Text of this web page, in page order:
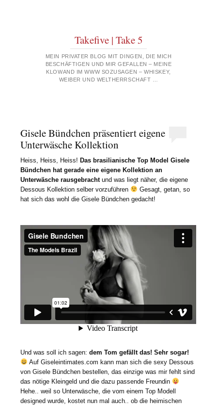
Takefive | Take 5
MEIN PRIVATER BLOG MIT DINGEN, DIE MICH
BESCHÄFTIGEN UND MIR GEFALLEN – MEINE
KLOWAND IM WWW SOZUSAGEN – WHISKEY,
WEIBER UND WELTHERRSCHAFT …
Gisele Bündchen präsentiert eigene
Unterwäsche Kollektion
Heiss, Heiss, Heiss!Das brasilianische Top Model Gisele
Bündchen hat gerade eine eigene Kollektion an
Unterwäsche rausgebracht und was liegt näher, die eigene
Dessous Kollektion selber vorzuführen
Gesagt, getan, so
hat sich das wohl die Gisele Bündchen gedacht!
Und was soll ich sagen:dem Tom gefällt das! Sehr sogar!
Auf Giseleintimates.com kann man sich die sexy Dessous
von Gisele Bündchen bestellen, das einzige was mir fehlt sind
das nötige Kleingeld und die dazu passende Freundin
Hehe.. weil so Unterwäsche, die vom einem Top Modell
designed wurde, kostet nun mal auch.. ob die heimischen